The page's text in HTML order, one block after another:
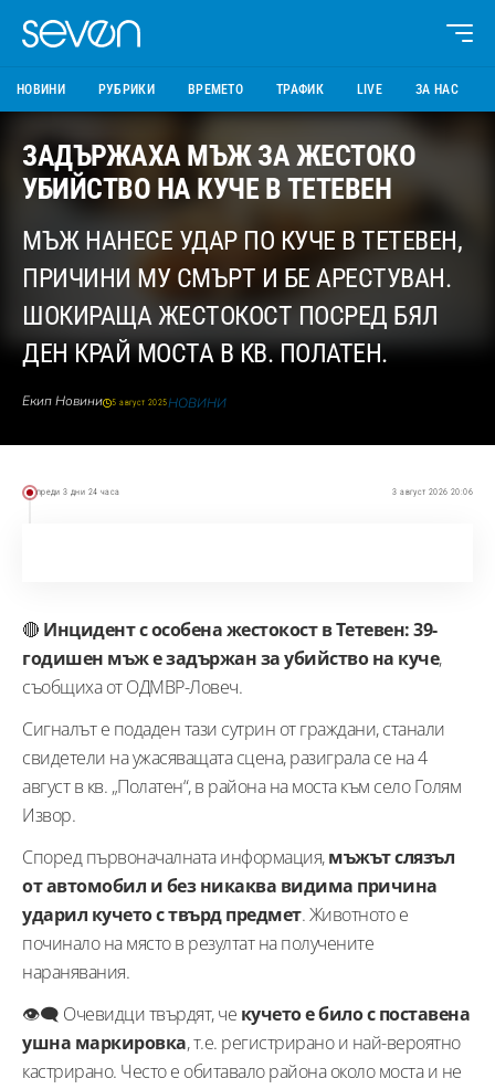
НОВИНИ РУБРИКИ ВРЕМЕТО ТРАФИК LIVE ЗА НАС
ЗАДЪРЖАХА МЪЖ ЗА ЖЕСТОКО
УБИЙСТВО НА КУЧЕ В ТЕТЕВЕН
МЪЖ НАНЕСЕ УДАР ПО КУЧЕ В ТЕТЕВЕН,
ПРИЧИНИ МУ СМЪРТ И БЕ АРЕСТУВАН.
ШОКИРАЩА ЖЕСТОКОСТ ПОСРЕД БЯЛ
ДЕН КРАЙ МОСТА В КВ. ПОЛАТЕН.
Екип Новини 5 август 2025НОВИНИ
преди 3 дни 24 часа 3 август 2026 20:06
🔴 Инцидент с особена жестокост в Тетевен: 39-
годишен мъж е задържан за убийство на куче,
съобщиха от ОДМВР-Ловеч.
Сигналът е подаден тази сутрин от граждани, станали
свидетели на ужасяващата сцена, разиграла се на 4
август в кв. „Полатен“, в района на моста към село Голям
Извор.
Според първоначалната информация,мъжът слязъл
от автомобил и без никаква видима причина
ударил кучето с твърд предмет. Животното е
починало на място в резултат на получените
наранявания.
👁‍🗨 Очевидци твърдят, че кучето е било с поставена
ушна маркировка, т.е. регистрирано и най-вероятно
кастрирано. Често е обитавало района около моста и не